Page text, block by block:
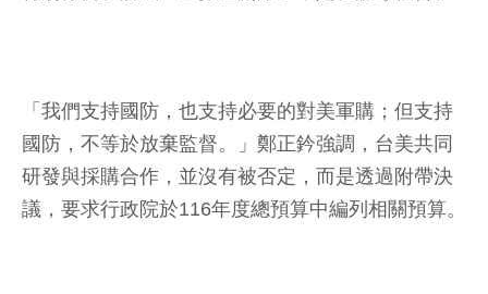
「我們支持國防，也支持必要的對美軍購；但支持
國防，不等於放棄監督。」鄭正鈐強調，台美共同
研發與採購合作，並沒有被否定，而是透過附帶決
議，要求行政院於116年度總預算中編列相關預算。